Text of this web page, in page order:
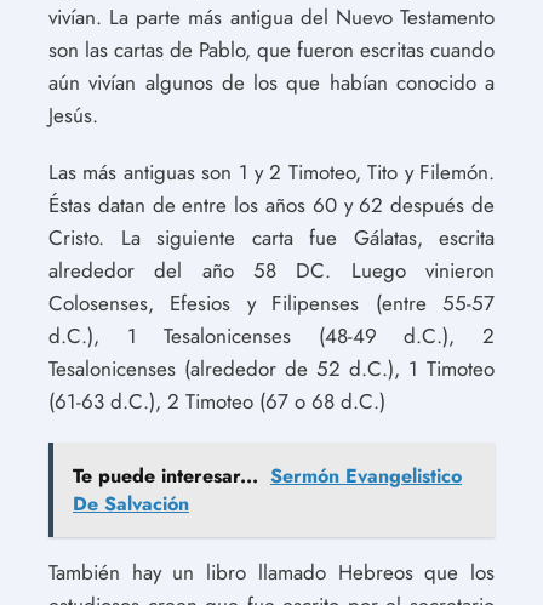
vivían. La parte más antigua del Nuevo Testamento
son las cartas de Pablo, que fueron escritas cuando
aún vivían algunos de los que habían conocido a
Jesús.
Las más antiguas son 1 y 2 Timoteo, Tito y Filemón.
Éstas datan de entre los años 60 y 62 después de
Cristo. La siguiente carta fue Gálatas, escrita
alrededor del año 58 DC. Luego vinieron
Colosenses, Efesios y Filipenses (entre 55-57
d.C.), 1 Tesalonicenses (48-49 d.C.), 2
Tesalonicenses (alrededor de 52 d.C.), 1 Timoteo
(61-63 d.C.), 2 Timoteo (67 o 68 d.C.)
Te puede interesar... Sermón Evangelistico
De Salvación
También hay un libro llamado Hebreos que los